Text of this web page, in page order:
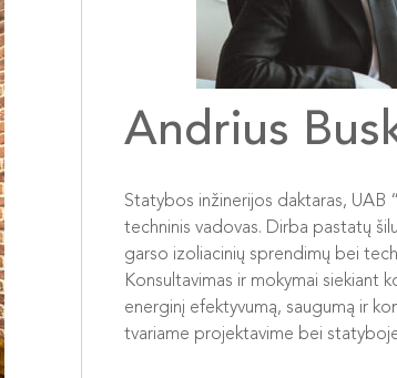
Andrius
Statybos inžinerijos daktaras, UAB
techninis vadovas. Dirba pastatų
garso izoliacinių sprendimų bei
Konsultavimas ir mokymai siekiant
energinį efektyvumą, saugumą ir
tvariame projektavime bei